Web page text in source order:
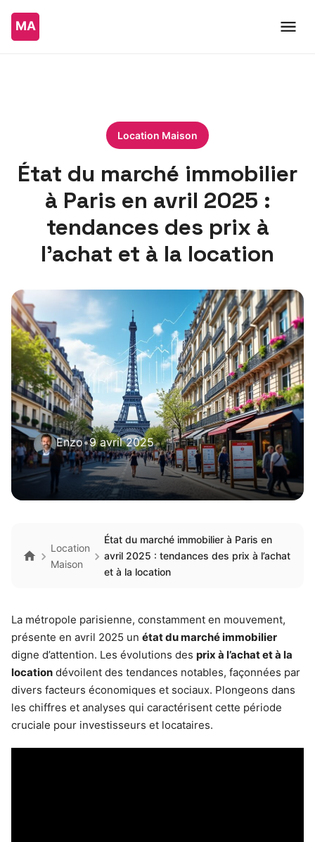
Location Maison
État du marché immobilier
à Paris en avril 2025 :
tendances des prix à
l’achat et à la location
Enzo•9 avril 2025
Location
Maison
État du marché immobilier à Paris en
avril 2025 : tendances des prix à l’achat
et à la location
La métropole parisienne, constamment en mouvement,
présente en avril 2025 un état du marché immobilier
digne d’attention. Les évolutions des prix à l’achat et à la
location dévoilent des tendances notables, façonnées par
divers facteurs économiques et sociaux. Plongeons dans
les chiffres et analyses qui caractérisent cette période
cruciale pour investisseurs et locataires.